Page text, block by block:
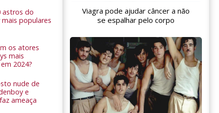
astros do
populares
os atores
mais
2024?
nude de
e
ameaça
Viagra pode ajudar câncer a não
se espalhar pelo corpo